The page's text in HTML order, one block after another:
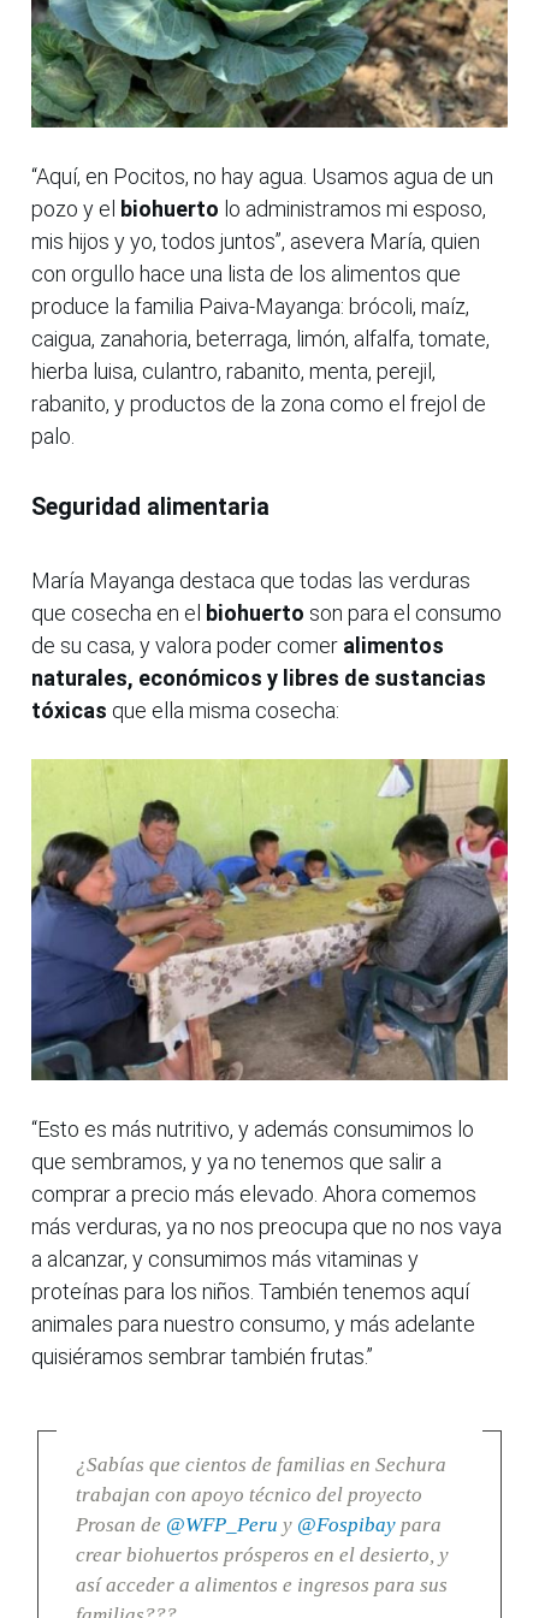
“Aquí, en Pocitos, no hay agua. Usamos agua de un
pozo y el biohuerto lo administramos mi esposo,
mis hijos y yo, todos juntos”, asevera María, quien
con orgullo hace una lista de los alimentos que
produce la familia Paiva-Mayanga: brócoli, maíz,
caigua, zanahoria, beterraga, limón, alfalfa, tomate,
hierba luisa, culantro, rabanito, menta, perejil,
rabanito, y productos de la zona como el frejol de
palo.
Seguridad alimentaria
María Mayanga destaca que todas las verduras
que cosecha en el biohuerto son para el consumo
de su casa, y valora poder comer alimentos
naturales, económicos y libres de sustancias
tóxicas que ella misma cosecha:
“Esto es más nutritivo, y además consumimos lo
que sembramos, y ya no tenemos que salir a
comprar a precio más elevado. Ahora comemos
más verduras, ya no nos preocupa que no nos vaya
a alcanzar, y consumimos más vitaminas y
proteínas para los niños. También tenemos aquí
animales para nuestro consumo, y más adelante
quisiéramos sembrar también frutas.”
¿Sabías que cientos de familias en Sechura
trabajan con apoyo técnico del proyecto
Prosan de @WFP_Peru y @Fospibaypara
crear biohuertos prósperos en el desierto, y
así acceder a alimentos e ingresos para sus